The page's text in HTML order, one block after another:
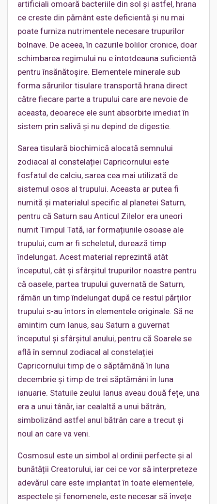
artificiali omoară bacteriile din sol și astfel, hrana
ce creste din pământ este deficientă și nu mai
poate furniza nutrimentele necesare trupurilor
bolnave. De aceea, în cazurile bolilor cronice, doar
schimbarea regimului nu e întotdeauna suficientă
pentru însănătoșire. Elementele minerale sub
forma sărurilor tisulare transportă hrana direct
către fiecare parte a trupului care are nevoie de
aceasta, deoarece ele sunt absorbite imediat în
sistem prin salivă și nu depind de digestie.
Sarea tisulară biochimică alocată semnului
zodiacal al constelației Capricornului este
fosfatul de calciu, sarea cea mai utilizată de
sistemul osos al trupului. Aceasta ar putea fi
numită şi materialul specific al planetei Saturn,
pentru că Saturn sau Anticul Zilelor era uneori
numit Timpul Tată, iar formațiunile osoase ale
trupului, cum ar fi scheletul, durează timp
îndelungat. Acest material reprezintă atât
începutul, cât şi sfârșitul trupurilor noastre pentru
că oasele, partea trupului guvernată de Saturn,
rămân un timp îndelungat după ce restul părților
trupului s-au întors în elementele originale. Să ne
amintim cum Ianus, sau Saturn a guvernat
începutul și sfârșitul anului, pentru că Soarele se
află în semnul zodiacal al constelației
Capricornului timp de o săptămână în luna
decembrie și timp de trei săptămâni în luna
ianuarie. Statuile zeului Ianus aveau două fețe, una
era a unui tânăr, iar cealaltă a unui bătrân,
simbolizând astfel anul bătrân care a trecut şi
noul an care va veni.
Cosmosul este un simbol al ordinii perfecte și al
bunătății Creatorului, iar cei ce vor să interpreteze
adevărul care este implantat în toate elementele,
aspectele și fenomenele, este necesar să învețe